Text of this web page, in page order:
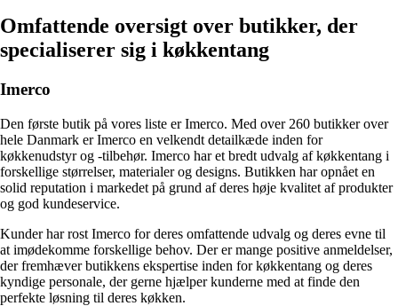
Omfattende oversigt over butikker, der
specialiserer sig i køkkentang
Imerco
Den første butik på vores liste er Imerco. Med over 260 butikker over
hele Danmark er Imerco en velkendt detailkæde inden for
køkkenudstyr og -tilbehør. Imerco har et bredt udvalg af køkkentang i
forskellige størrelser, materialer og designs. Butikken har opnået en
solid reputation i markedet på grund af deres høje kvalitet af produkter
og god kundeservice.
Kunder har rost Imerco for deres omfattende udvalg og deres evne til
at imødekomme forskellige behov. Der er mange positive anmeldelser,
der fremhæver butikkens ekspertise inden for køkkentang og deres
kyndige personale, der gerne hjælper kunderne med at finde den
perfekte løsning til deres køkken.